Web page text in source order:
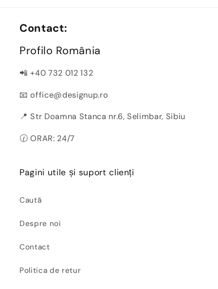
Contact:
Profilo România
📲 +40 732 012 132
📧 office@designup.ro
📍 Str Doamna Stanca nr.6, Selimbar, Sibiu
🕜 ORAR: 24/7
Pagini utile și suport clienți
Caută
Despre noi
Contact
Politica de retur